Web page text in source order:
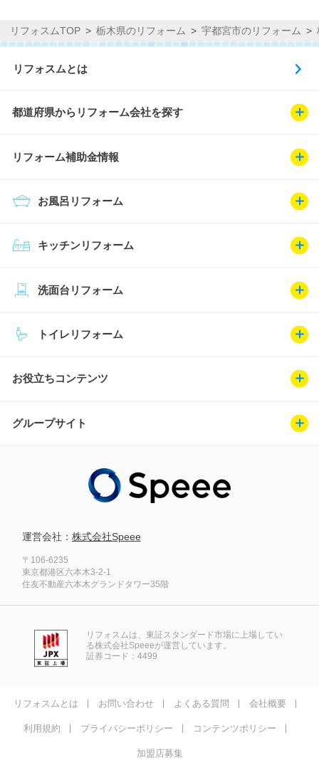
リフォスムTOP 栃木県のリフォーム 宇都宮市のリフォーム
リフォスムとは
都道府県からリフォーム会社を探す
リフォーム補助金情報
キッチンリフォーム
お風呂リフォーム
トイレリフォーム
洗面台リフォーム
お役立ちコンテンツ
グループサイト
運営会社： 株式会社Speee
〒106-6235
東京都港区六本木3-2-1
住友不動産六本木グランドタワー35階
リフォスムは、東証スタンダード市場に上場してい
る株式会社Speeeが運営しています。
証券コード：4499
リフォスムとは お問い合わせ よくある質問 会社概要
利用規約 プライバシーポリシー コンテンツポリシー
加盟店募集